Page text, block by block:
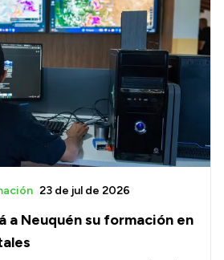
a Neuquén su formación en
23 de jul de 2026